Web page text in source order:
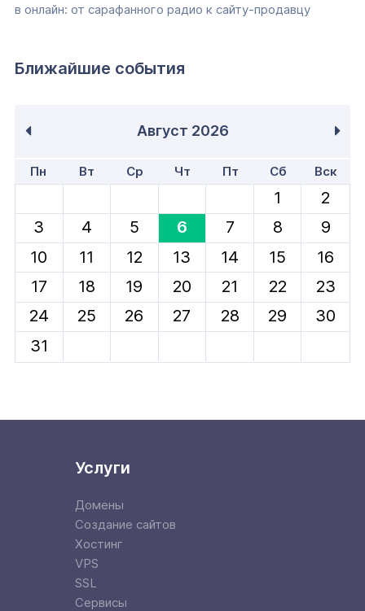
в онлайн: от сарафанного радио к сайту-продавцу
Ближайшие события
Август 2026
Пн Вт Ср Чт Пт Сб Вск
1
2
3
4 5 6 7 8
9
10
11 12 13 14 15
16
17
18 19 20 21 22
23
24
25 26 27 28 29
30
31
Услуги
Домены
Создание сайтов
Хостинг
VPS
SSL
Сервисы